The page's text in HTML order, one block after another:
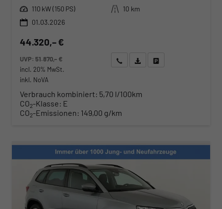
Leistung 110 kW (150 PS) Kilometerstand
10 km
01.03.2026
44.320,– €
UVP: 51.870,– €
incl. 20% MwSt.
inkl. NoVA
Wir rufen Sie anAngebot drucken (PDF)
Verbrauch kombiniert: 5,70 l/100km
CO2-Klasse: E
CO2-Emissionen: 149,00 g/km